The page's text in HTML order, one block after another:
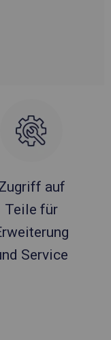
auf
Teile für
Service